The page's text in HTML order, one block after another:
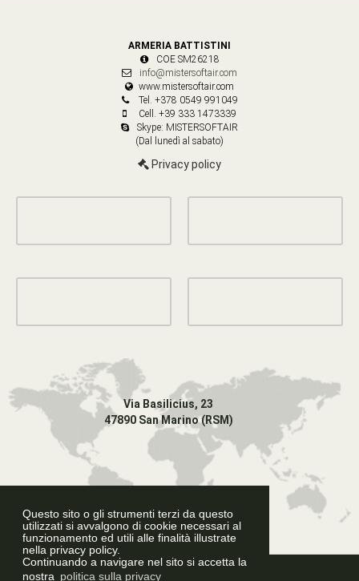
Questo sito o gli strumenti terzi da questo
utilizzati si avvalgono di cookie necessari al
funzionamento ed utili alle finalità illustrate
nella privacy policy.
Continuando a navigare nel sito si accetta la
nostra politica sulla privacy
ARMERIA BATTISTINI
COE SM26218
info@mistersoftair.com
www.mistersoftair.com
Tel. +378 0549 991049
Cell. +39 333 1473339
Skype: MISTERSOFTAIR
(Dal lunedì al sabato)
Privacy policy
Via Basilicius, 23
47890 San Marino (RSM)
Graphic Design